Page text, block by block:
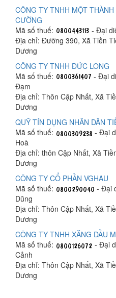
CÔNG TY TNHH MỘT
CƯỜNG
Mã số thuế:
- Đại
Địa chỉ: Đường 390, Xã Tiền
Dương
CÔNG TY TNHH ĐỨC LONG
Mã số thuế:
- Đại
Đạm
Địa chỉ: Thôn Cập Nhất, Xã
Dương
QUỸ TÍN DỤNG NHÂN DÂN
Mã số thuế:
- Đại
Hoà
Địa chỉ: thôn Cập Nhất, Xã
Dương
CÔNG TY CỔ PHẦN VGHAU
Mã số thuế:
- Đại
Dũng
Địa chỉ: Thôn Cập Nhất, Xã
Dương
CÔNG TY TNHH XĂNG DẦU
Mã số thuế:
- Đại
Cảnh
Địa chỉ: Thôn Cập Nhất, Xã
Dương